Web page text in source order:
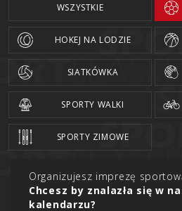
WSZYSTKIE
HOKEJ NA LODZIE
SIATKÓWKA
SPORTY WALKI
SPORTY ZIMOWE
Organizujesz imprezę
Chcesz by znalazła się w
kalendarzu?